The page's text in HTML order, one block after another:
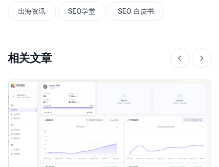
出海资讯 SEO学堂 SEO 白皮书
相关文章